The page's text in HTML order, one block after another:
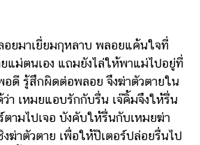
าเยี่ยมกุหลาบ พลอยแค้นใจที่
ยแม่ตนเอง แถมยังไล่ให้พาแม่ไปอยู่ที่
อดี รู้สึกผิดต่อพลอย จึงฆ่าตัวตายใน
า เหมยแอบรักกับรื่น เจ๊คิ้มจึงให้รื่น
ามไปเจอ บังคับให้รื่นกับเหมยฆ่า
ฆ่าตัวตาย เพื่อให้ปีเตอร์ปล่อยรื่นไป